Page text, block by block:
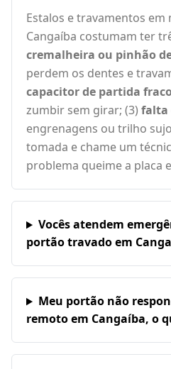
Estalos e travamentos em
Cangaíba costumam ter
cremalheira ou pinhão
perdem os dentes e
capacitor de partida fraco
zumbir sem girar; (3) falta
engrenagens ou trilho
tomada e chame um
problema queime a placa
Vocês atendem
portão travado em
Meu portão não
remoto em Cangaíba, o